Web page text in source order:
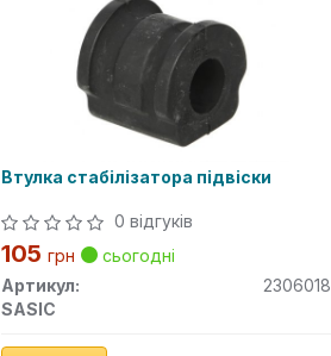
Втулка стабілізатора підвіски
0 відгуків
105 грн
сьогодні
Артикул:
2306018
SASIC